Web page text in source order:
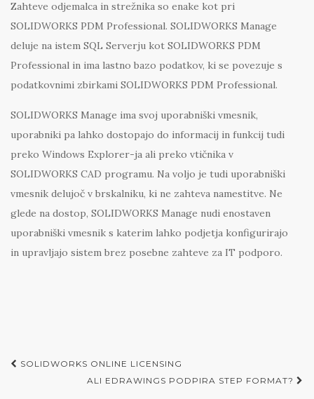
Zahteve odjemalca in strežnika so enake kot pri
SOLIDWORKS PDM Professional. SOLIDWORKS Manage
deluje na istem SQL Serverju kot SOLIDWORKS PDM
Professional in ima lastno bazo podatkov, ki se povezuje s
podatkovnimi zbirkami SOLIDWORKS PDM Professional.
SOLIDWORKS Manage ima svoj uporabniški vmesnik,
uporabniki pa lahko dostopajo do informacij in funkcij tudi
preko Windows Explorer-ja ali preko vtičnika v
SOLIDWORKS CAD programu. Na voljo je tudi uporabniški
vmesnik delujoč v brskalniku, ki ne zahteva namestitve. Ne
glede na dostop, SOLIDWORKS Manage nudi enostaven
uporabniški vmesnik s katerim lahko podjetja konfigurirajo
in upravljajo sistem brez posebne zahteve za IT podporo.
Post
navigation
SOLIDWORKS ONLINE LICENSING
ALI EDRAWINGS PODPIRA STEP FORMAT?